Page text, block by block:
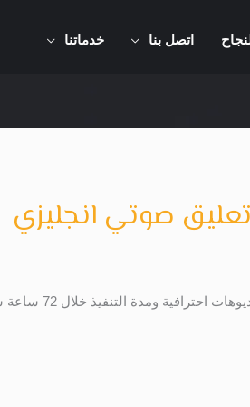
اتصل بنا خدماتنا
صوتي انجليزي
لو حابب تصمم فيديو موشن جرافيك احترافي